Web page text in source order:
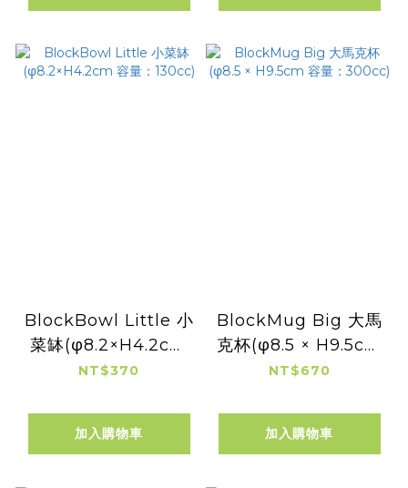
BlockBowl Little 小
菜缽(φ8.2×H4.2cm
容量：130cc)
NT$370
加入購物車
BlockMug Big 大馬
克杯(φ8.5 × H9.5cm
容量：300cc)
NT$670
加入購物車